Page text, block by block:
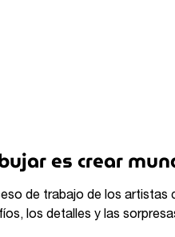
es crear
de trabajo de los
los detalles y las